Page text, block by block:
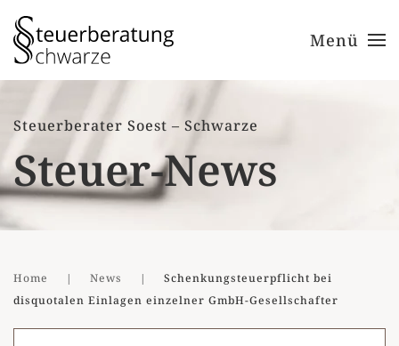
Zum Hauptinhalt springen Menü
Steuerberater Soest – Schwarze
Steuer-News
Home News
Schenkungsteuerpflicht bei
disquotalen Einlagen einzelner GmbH-Gesellschafter